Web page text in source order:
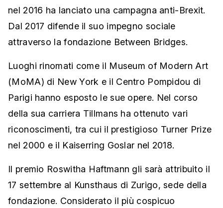
nel 2016 ha lanciato una campagna anti-Brexit.
Dal 2017 difende il suo impegno sociale
attraverso la fondazione Between Bridges.
Luoghi rinomati come il Museum of Modern Art
(MoMA) di New York e il Centro Pompidou di
Parigi hanno esposto le sue opere. Nel corso
della sua carriera Tillmans ha ottenuto vari
riconoscimenti, tra cui il prestigioso Turner Prize
nel 2000 e il Kaiserring Goslar nel 2018.
Il premio Roswitha Haftmann gli sarà attribuito il
17 settembre al Kunsthaus di Zurigo, sede della
fondazione. Considerato il più cospicuo